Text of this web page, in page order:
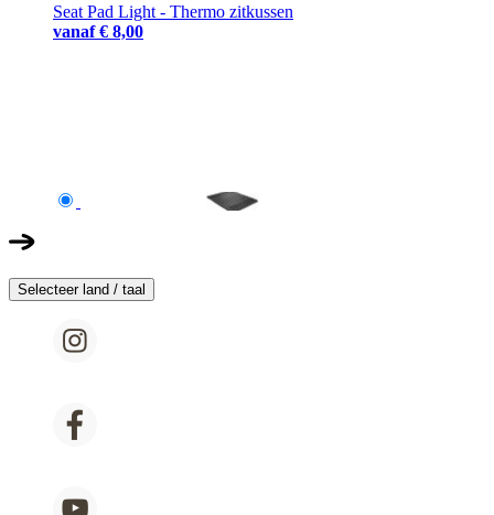
Seat Pad Light - Thermo zitkussen
vanaf € 8,00
Selecteer land / taal